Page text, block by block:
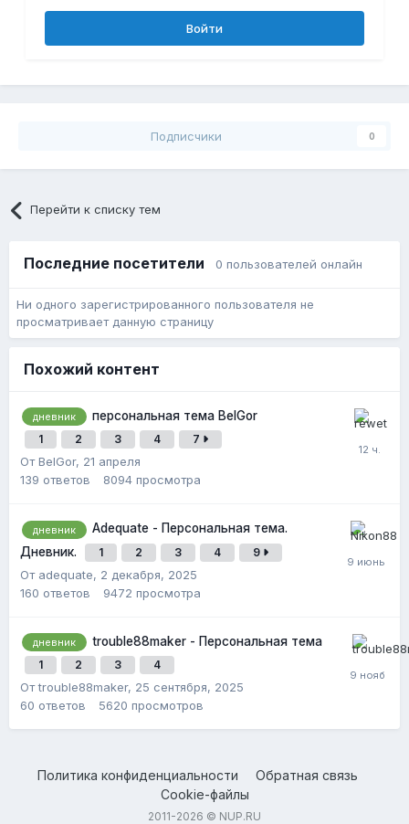
Войти
Подписчики 0
Перейти к списку тем
Последние посетители 0 пользователей онлайн
Ни одного зарегистрированного пользователя не
просматривает данную страницу
Похожий контент
дневник персональная тема BelGor
1 2 3 4 7
От BelGor, 21 апреля
139 ответов 8094 просмотра
дневник
Adequate - Персональная тема.
Дневник.
1 2 3 4 9
От adequate, 2 декабря, 2025
160 ответов 9472 просмотра
дневник trouble88maker - Персональная тема
1 2 3 4
От trouble88maker, 25 сентября, 2025
60 ответов 5620 просмотров
Политика конфиденциальности
Обратная связь
Cookie-файлы
2011-2026 © NUP.RU